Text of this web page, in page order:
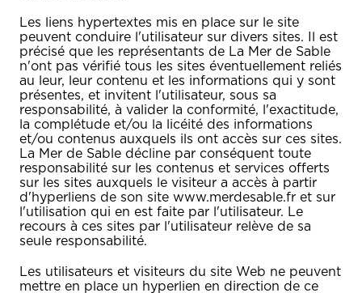
Les liens hypertextes mis en place sur le site
peuvent conduire l'utilisateur sur divers sites. Il est
précisé que les représentants de La Mer de Sable
n'ont pas vérifié tous les sites éventuellement reliés
au leur, leur contenu et les informations qui y sont
présentes, et invitent l'utilisateur, sous sa
responsabilité, à valider la conformité, l'exactitude,
la complétude et/ou la licéité des informations
et/ou contenus auxquels ils ont accès sur ces sites.
La Mer de Sable décline par conséquent toute
responsabilité sur les contenus et services offerts
sur les sites auxquels le visiteur a accès à partir
d'hyperliens de son site www.merdesable.fr et sur
l'utilisation qui en est faite par l'utilisateur. Le
recours à ces sites par l'utilisateur relève de sa
seule responsabilité.
Les utilisateurs et visiteurs du site Web ne peuvent
mettre en place un hyperlien en direction de ce